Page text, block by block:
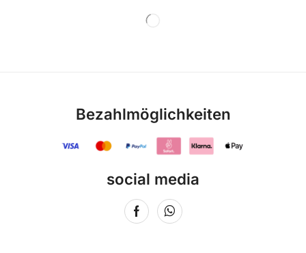
Bezahlmöglichkeiten
social media